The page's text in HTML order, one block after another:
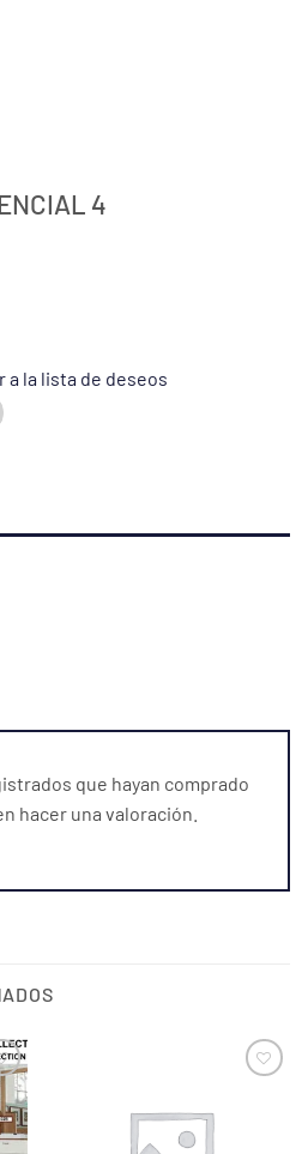
4
a la lista de deseos
que hayan comprado
hacer una valoración.